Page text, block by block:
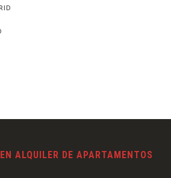
ALQUILER DE APARTAMENTOS